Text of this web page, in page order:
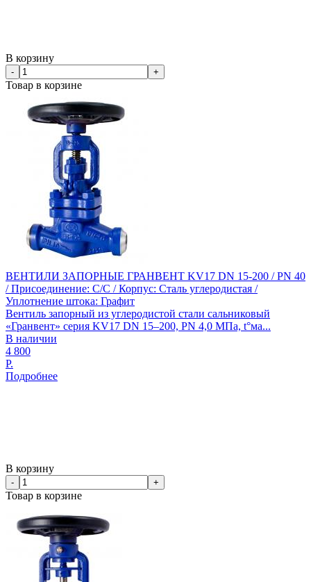
В корзину
- +
Товар в корзине
ВЕНТИЛИ ЗАПОРНЫЕ ГРАНВЕНТ KV17 DN 15-200 / PN 40
/ Присоединение: С/С / Корпус: Сталь углеродистая /
Уплотнение штока: Графит
Вентиль запорный из углеродистой стали сальниковый
«Гранвент» серия KV17 DN 15–200, PN 4,0 МПа, t°ма...
В наличии
4 800
Р.
Подробнее
В корзину
- +
Товар в корзине